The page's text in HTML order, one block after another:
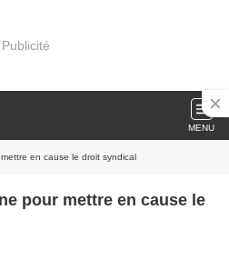
Publicité
MENU
en cause le droit syndical
pour mettre en cause le